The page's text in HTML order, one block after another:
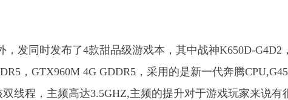
发同时发布了4款甜品级游戏本，其中战神K650D-G4D2
，GTX960M 4G GDDR5，采用的是新一代奔腾
线程，主频高达3.5GHZ,主频的提升对于游戏玩家来说有